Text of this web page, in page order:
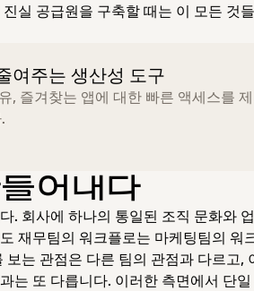
실 공급원을 구축할 때는 이 모든 것
여주는 생산성 도구
, 즐겨찾는 앱에 대한 빠른 액세스를
어내다
. 회사에 하나의 통일된 조직 문화와
재무팀의 워크플로는 마케팅팀의 워
는 관점은 다른 팀의 관점과 다르고,
는 또 다릅니다. 이러한 측면에서 단일